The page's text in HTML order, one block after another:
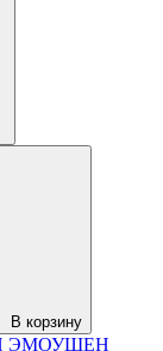
В корзину